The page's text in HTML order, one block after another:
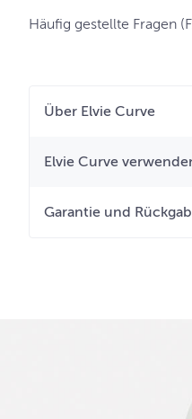
Häufig gestellte Fragen
Über Elvie Curve
Elvie Curve
Garantie und